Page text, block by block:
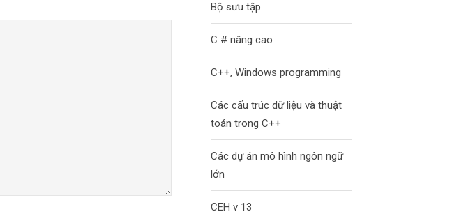
Bộ sưu tập
C # nâng cao
C++, Windows programming
Các cấu trúc dữ liệu và thuật
toán trong C++
Các dự án mô hình ngôn ngữ
lớn
CEH v 13